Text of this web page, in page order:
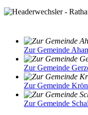
Zur Gemeinde
Zur Gemeinde
Zur Gemeinde
Zur Gemeinde